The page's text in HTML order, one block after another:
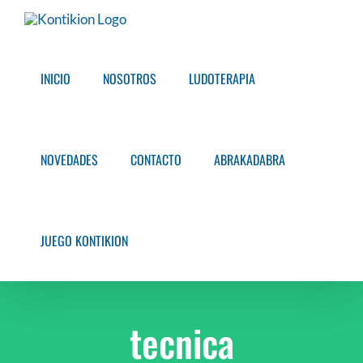
Saltar
INICIO NOSOTROS LUDOTERAPIA
NOVEDADES CONTACTO ABRAKADABRA
JUEGO KONTIKION
tecnica